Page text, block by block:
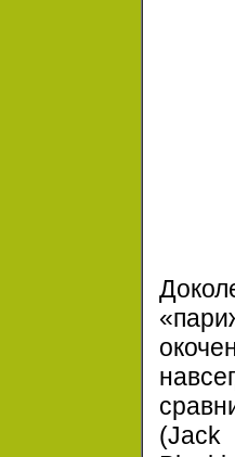
(Jack